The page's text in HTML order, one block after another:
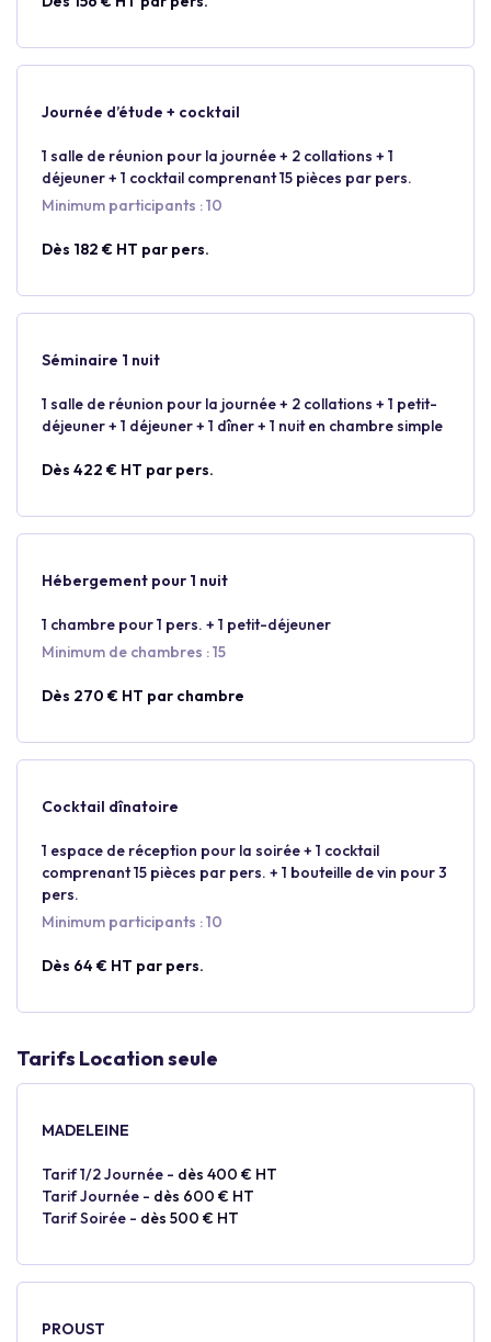
Journée d’étude + cocktail
1 salle de réunion pour la journée + 2 collations + 1
déjeuner + 1 cocktail comprenant 15 pièces par pers.
Minimum participants : 10
Dès 182 € HT par pers.
Séminaire 1 nuit
1 salle de réunion pour la journée + 2 collations + 1 petit-
déjeuner + 1 déjeuner + 1 dîner + 1 nuit en chambre simple
Dès 422 € HT par pers.
Hébergement pour 1 nuit
1 chambre pour 1 pers. + 1 petit-déjeuner
Minimum de chambres : 15
Dès 270 € HT par chambre
Cocktail dînatoire
1 espace de réception pour la soirée + 1 cocktail
comprenant 15 pièces par pers. + 1 bouteille de vin pour 3
pers.
Minimum participants : 10
Dès 64 € HT par pers.
Tarifs Location seule
MADELEINE
Tarif 1/2 Journée - dès 400 € HT
Tarif Journée - dès 600 € HT
Tarif Soirée - dès 500 € HT
PROUST